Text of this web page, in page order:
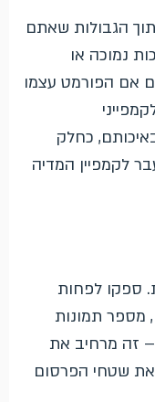
הגבולות שאתם
נמוכה או
אם הפורמט עצמו
לקמפיין המדיה
ספקו לפחות
מספר תמונות
– זה מרחיב את
את שטחי הפרסום